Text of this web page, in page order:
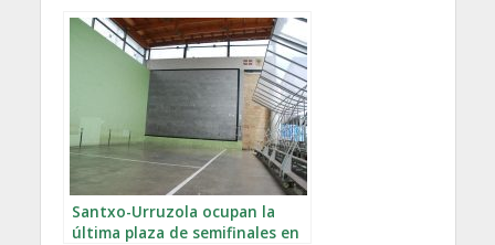
Santxo-Urruzola ocupan la
última plaza de semifinales en